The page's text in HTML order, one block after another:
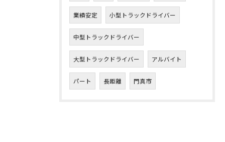
業績安定 小型トラックドライバー
中型トラックドライバー
大型トラックドライバー アルバイト
パート 長距離 門真市